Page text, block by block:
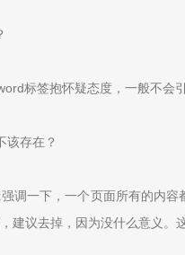
标签抱怀疑态度，一般不会
该存在？
调一下，一个页面所有的内
建议去掉，因为没什么意义